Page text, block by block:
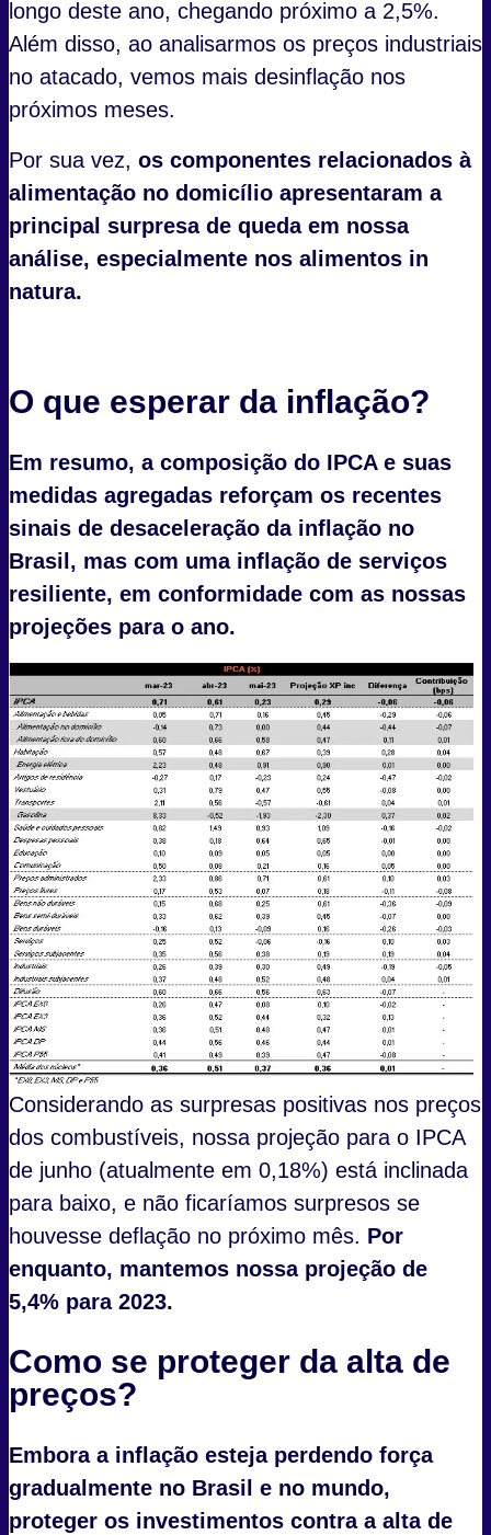
longo deste ano, chegando próximo a 2,5%.
Além disso, ao analisarmos os preços industriais
no atacado, vemos mais desinflação nos
próximos meses.
Por sua vez, os componentes relacionados à
alimentação no domicílio apresentaram a
principal surpresa de queda em nossa
análise, especialmente nos alimentos in
natura.
O que esperar da inflação?
Em resumo, a composição do IPCA e suas
medidas agregadas reforçam os recentes
sinais de desaceleração da inflação no
Brasil, mas com uma inflação de serviços
resiliente, em conformidade com as nossas
projeções para o ano.
Considerando as surpresas positivas nos preços
dos combustíveis, nossa projeção para o IPCA
de junho (atualmente em 0,18%) está inclinada
para baixo, e não ficaríamos surpresos se
houvesse deflação no próximo mês. Por
enquanto, mantemos nossa projeção de
5,4% para 2023.
Como se proteger da alta de
preços?
Embora a inflação esteja perdendo força
gradualmente no Brasil e no mundo,
proteger os investimentos contra a alta de